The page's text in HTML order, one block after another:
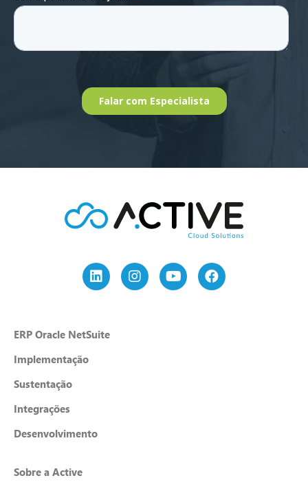
ERP Oracle NetSuite
Implementação
Sustentação
Integrações
Desenvolvimento
Sobre a Active